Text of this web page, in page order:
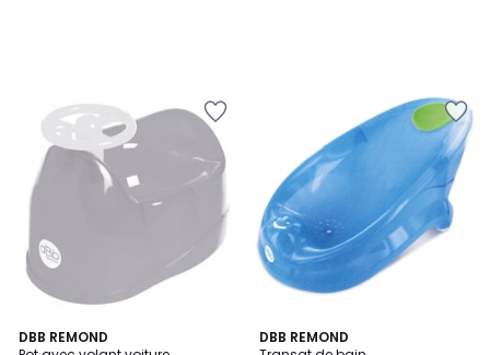
DBB REMOND
DBB REMOND